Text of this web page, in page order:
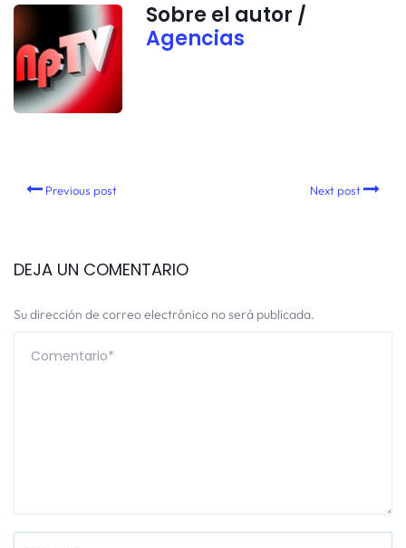
Sobre el autor /
Agencias
Previous post Next post
DEJA UN COMENTARIO
Su dirección de correo electrónico no será publicada.